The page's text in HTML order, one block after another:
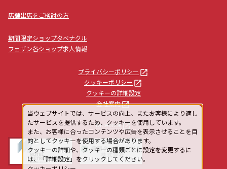
店舗出店をご検討の方
期間限定ショップタベナクル
フェザン各ショップ求人情報
プライバシーポリシー launch
クッキーポリシー launch
クッキーの詳細設定
会社案内launch
facebooklaunch
当ウェブサイトでは、サービスの向上、またお客様により適し
たサービスを提供するため、クッキーを使用しています。
また、お客様に合ったコンテンツや広告を表示させることを目
的としてクッキーを使用する場合があります。
クッキーの詳細や、クッキーの種類ごとに設定を変更するに
は、「詳細設定」をクリックしてください。